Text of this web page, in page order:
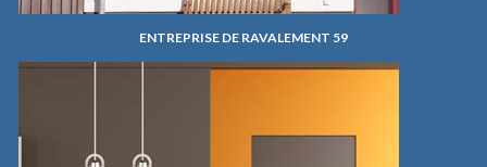
ENTREPRISE DE RAVALEMENT 59